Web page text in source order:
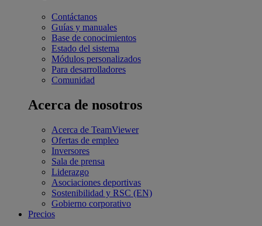
Contáctanos
Guías y manuales
Base de conocimientos
Estado del sistema
Módulos personalizados
Para desarrolladores
Comunidad
Acerca de nosotros
Acerca de TeamViewer
Ofertas de empleo
Inversores
Sala de prensa
Liderazgo
Asociaciones deportivas
Sostenibilidad y RSC (EN)
Gobierno corporativo
Precios